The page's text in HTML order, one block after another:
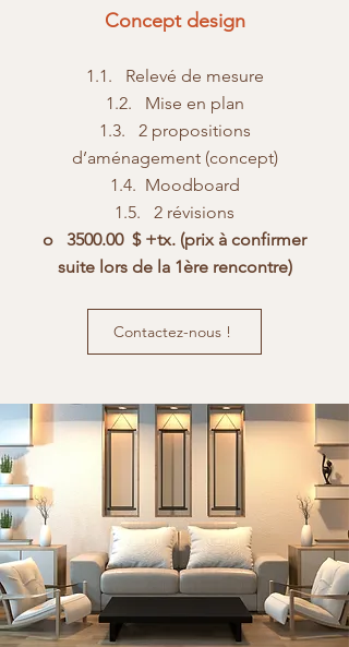
Concept design
1.1. Relevé de mesure
1.2. Mise en plan
1.3. 2 propositions
d’aménagement (concept)
1.4. Moodboard
1.5. 2 révisions
o 3500.00 $ +tx. (prix à confirmer
suite lors de la 1ère rencontre)
Contactez-nous !